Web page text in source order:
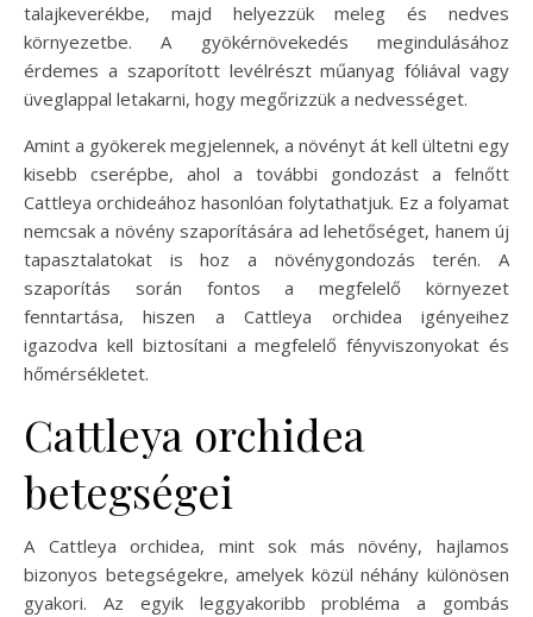
talajkeverékbe, majd helyezzük meleg és nedves
környezetbe. A gyökérnövekedés megindulásához
érdemes a szaporított levélrészt műanyag fóliával vagy
üveglappal letakarni, hogy megőrizzük a nedvességet.
Amint a gyökerek megjelennek, a növényt át kell ültetni egy
kisebb cserépbe, ahol a további gondozást a felnőtt
Cattleya orchideához hasonlóan folytathatjuk. Ez a folyamat
nemcsak a növény szaporítására ad lehetőséget, hanem új
tapasztalatokat is hoz a növénygondozás terén. A
szaporítás során fontos a megfelelő környezet
fenntartása, hiszen a Cattleya orchidea igényeihez
igazodva kell biztosítani a megfelelő fényviszonyokat és
hőmérsékletet.
Cattleya orchidea
betegségei
A Cattleya orchidea, mint sok más növény, hajlamos
bizonyos betegségekre, amelyek közül néhány különösen
gyakori. Az egyik leggyakoribb probléma a gombás